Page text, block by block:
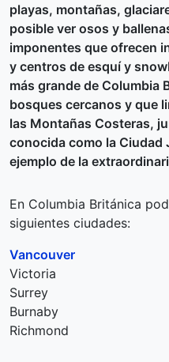
playas, montañas,
posible ver osos y
imponentes que ofrecen
y centros de esquí y
más grande de Columbia
bosques cercanos y que
las Montañas Costeras,
conocida como la
ejemplo de la
En Columbia Británica
siguientes ciudades:
Vancouver
Victoria
Surrey
Burnaby
Richmond